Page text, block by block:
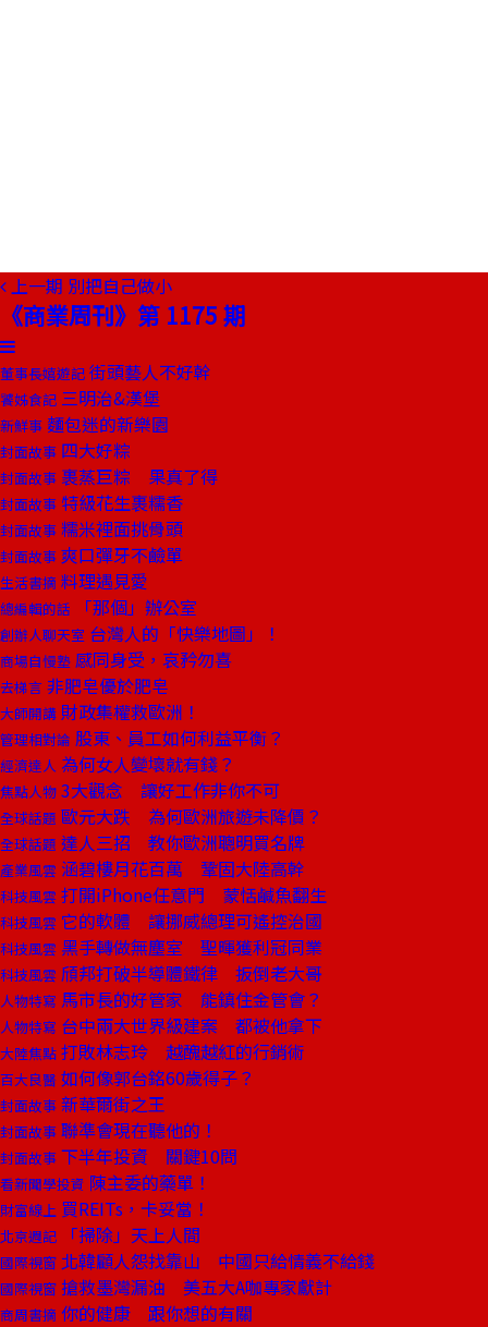
上一期 別把自己做小
《商業周刊》第 1175 期
董事長嬉遊記 街頭藝人不好幹
饕姊食記 三明治&漢堡
新鮮事 麵包迷的新樂園
封面故事 四大好粽
封面故事 裹蒸巨粽 果真了得
封面故事 特級花生裹糯香
封面故事 糯米裡面挑骨頭
封面故事 爽口彈牙不鹼單
生活書摘 料理遇見愛
總編輯的話 「那個」辦公室
創辦人聊天室 台灣人的「快樂地圖」！
商場自慢塾 感同身受，哀矜勿喜
去梯言 非肥皂優於肥皂
大師開講 財政集權救歐洲！
管理相對論 股東、員工如何利益平衡？
經濟達人 為何女人變壞就有錢？
焦點人物 3大觀念 讓好工作非你不可
全球話題 歐元大跌 為何歐洲旅遊未降價？
全球話題 達人三招 教你歐洲聰明買名牌
產業風雲 涵碧樓月花百萬 鞏固大陸高幹
科技風雲 打開iPhone任意門 蒙恬鹹魚翻生
科技風雲 它的軟體 讓挪威總理可遙控治國
科技風雲 黑手轉做無塵室 聖暉獲利冠同業
科技風雲 頎邦打破半導體鐵律 扳倒老大哥
人物特寫 馬市長的好管家 能鎮住金管會？
人物特寫 台中兩大世界級建案 都被他拿下
大陸焦點 打敗林志玲 越醜越紅的行銷術
百大良醫 如何像郭台銘60歲得子？
封面故事 新華爾街之王
封面故事 聯準會現在聽他的！
封面故事 下半年投資 關鍵10問
看新聞學投資 陳主委的藥單！
財富線上 買REITs，卡妥當！
北京週記 「掃除」天上人間
國際視窗 北韓顧人怨找靠山 中國只給情義不給錢
國際視窗 搶救墨灣漏油 美五大A咖專家獻計
商周書摘 你的健康 跟你想的有關